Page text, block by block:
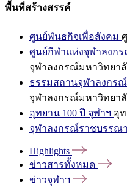
พื้นที่สร้างสรรค์
ศูนย์พันธกิจเพื่อสังคม
ศูนย์กีฬาแห่งจุฬาลงก
จุฬาลงกรณ์มหาวิทยา
ธรรมสถานจุฬาลงกร
จุฬาลงกรณ์มหาวิทยา
อุทยาน 100 ปี จุฬาฯ อุ
จุฬาลงกรณ์ราชบรรณ
Highlights
ข่าวสารทั้งหมด
ข่าวจุฬาฯ